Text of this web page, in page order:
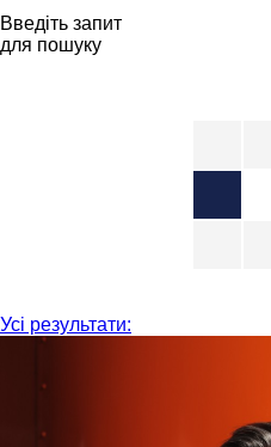
Введіть запит
для пошуку
Усі результати: